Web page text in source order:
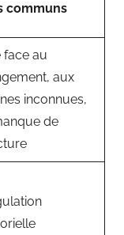
communs
face au
aux
inconnues,
de